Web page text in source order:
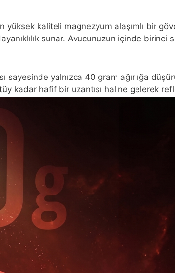
yüksek kaliteli magnezyum alaşımlı bir
sunar. Avucunuzun içinde birinci
sayesinde yalnızca 40 gram ağırlığa
kadar hafif bir uzantısı haline gelerek